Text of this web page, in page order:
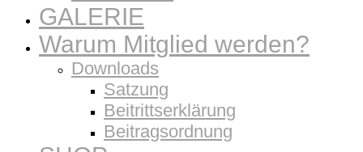
GALERIE
Warum Mitglied werden?
Downloads
Satzung
Beitrittserklärung
Beitragsordnung